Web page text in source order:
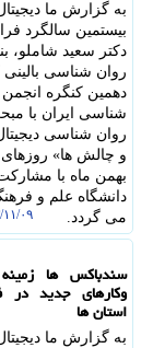
به گزارش ما
بیستمین سالگرد
دکتر سعید شاملو،
روان شناسی
دهمین کنگره انجمن
شناسی ایران با
روان شناسی
بهمن ماه با
دانشگاه علم و
می گردد.
۱۴۰۳/۱۱/
سندباکس ها
وکارهای جدید در
استان ها
به گزارش ما